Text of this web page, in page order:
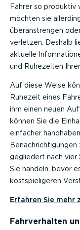
Fahrer so produktiv
möchten sie
überanstrengen
verletzen. Deshalb
aktuelle
und Ruhezeiten
Auf diese Weise
Ruhezeit eines
ihm einen neuen
können Sie die
einfacher
Benachrichtigungen
gegliedert nach vier
Sie handeln, bevor
kostspieligeren
Erfahren Sie mehr
Fahrverhalten